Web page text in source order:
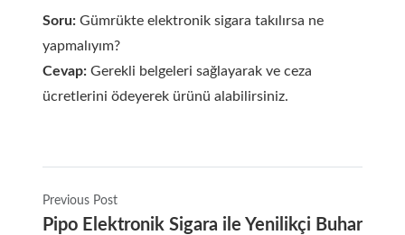
Soru: Gümrükte elektronik sigara takılırsa ne
yapmalıyım?
Cevap: Gerekli belgeleri sağlayarak ve ceza
ücretlerini ödeyerek ürünü alabilirsiniz.
Previous Post
Pipo Elektronik Sigara ile Yenilikçi Buhar